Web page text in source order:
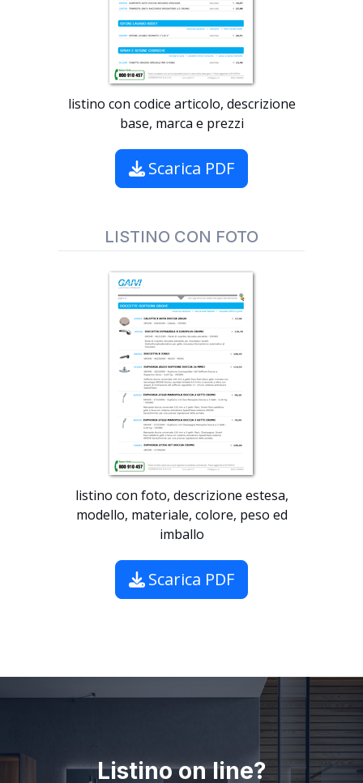
listino con codice articolo, descrizione
base, marca e prezzi
Scarica PDF
LISTINO CON FOTO
listino con foto, descrizione estesa,
modello, materiale, colore, peso ed
imballo
Scarica PDF
Listino on line?